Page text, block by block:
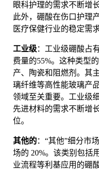
眼科护理的需求不断增
此外，硼酸在伤口护理
医疗保健行业的稳定需求
工业级：工业级硼酸占
费量的55%。这种类型
产、陶瓷和阻燃剂。其
璃纤维等高性能玻璃产
领域至关重要。工业级
先进材料的需求不断增
位。
其他的：“其他”细分市
场的 20%。该类别包括
业流程等利基应用的硼